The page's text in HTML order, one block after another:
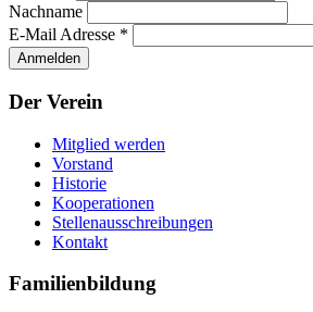
Nachname
E-Mail Adresse *
Der Verein
Mitglied werden
Vorstand
Historie
Kooperationen
Stellenausschreibungen
Kontakt
Familienbildung